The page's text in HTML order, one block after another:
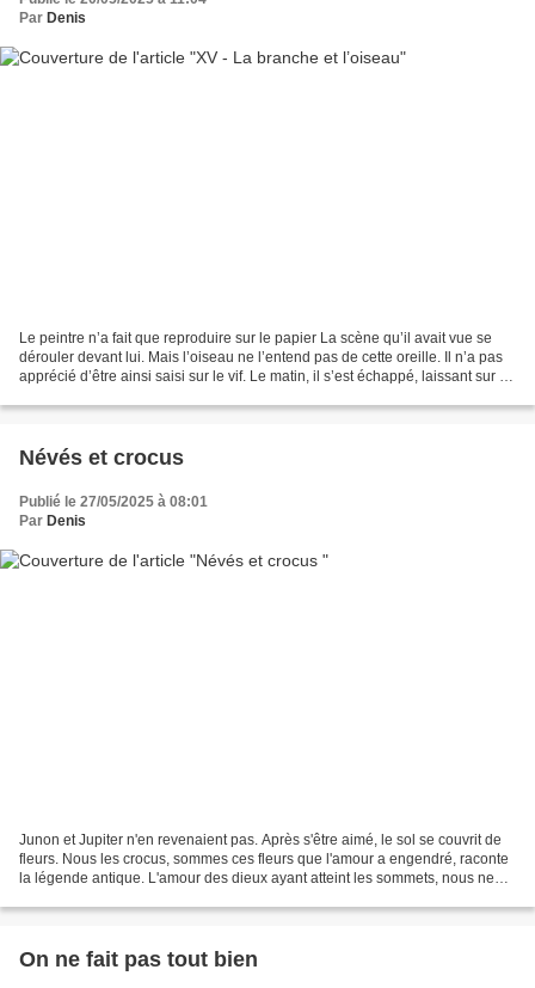
Par Denis
Le peintre n’a fait que reproduire sur le papier La scène qu’il avait vue se
dérouler devant lui. Mais l’oiseau ne l’entend pas de cette oreille. Il n’a pas
apprécié d’être ainsi saisi sur le vif. Le matin, il s’est échappé, laissant sur le
Névés et crocus
Publié le 27/05/2025 à 08:01
Par Denis
Junon et Jupiter n'en revenaient pas. Après s'être aimé, le sol se couvrit de
fleurs. Nous les crocus, sommes ces fleurs que l'amour a engendré, raconte
la légende antique. L'amour des dieux ayant atteint les sommets, nous ne
On ne fait pas tout bien